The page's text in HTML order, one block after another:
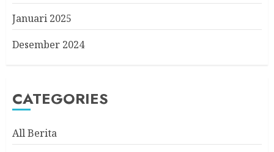
Januari 2025
Desember 2024
CATEGORIES
All Berita